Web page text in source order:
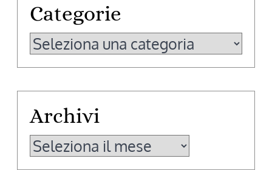
Categorie
Categorie
Archivi
Archivi